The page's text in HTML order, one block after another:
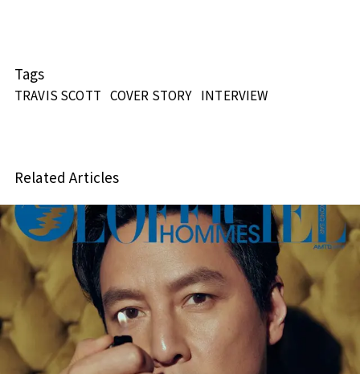
Tags
TRAVIS SCOTT COVER STORY INTERVIEW
Related Articles